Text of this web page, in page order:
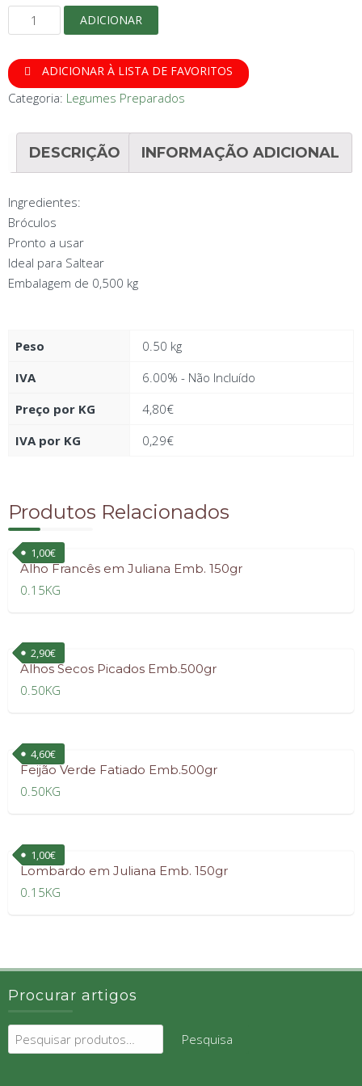
Quantidade
de
Picadinho
de
Bróculos
ADICIONAR
ADICIONAR À LISTA DE FAVORITOS
Categoria: Legumes Preparados
DESCRIÇÃO INFORMAÇÃO ADICIONAL
Ingredientes:
Bróculos
Pronto a usar
Ideal para Saltear
Embalagem de 0,500 kg
Peso
0.50 kg
IVA
6.00% - Não Incluído
Preço por KG
4,80€
IVA por KG
0,29€
Produtos Relacionados
Alho Francês em Juliana Emb. 150gr
1,00€
0.15KG
Alhos Secos Picados Emb.500gr
2,90€
0.50KG
Feijão Verde Fatiado Emb.500gr
4,60€
0.50KG
Lombardo em Juliana Emb. 150gr
1,00€
0.15KG
Procurar artigos
Pesquisar
por:
Pesquisa